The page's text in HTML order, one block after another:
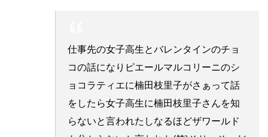
仕事先の女子高生とバレンタインのチョ
コの話になりピエールマルコリーニのシ
ョコラティエに楠田枝里子がさぁって話
をしたら女子高生に楠田枝里子さんを知
らないと言われたしなるほどザワールド